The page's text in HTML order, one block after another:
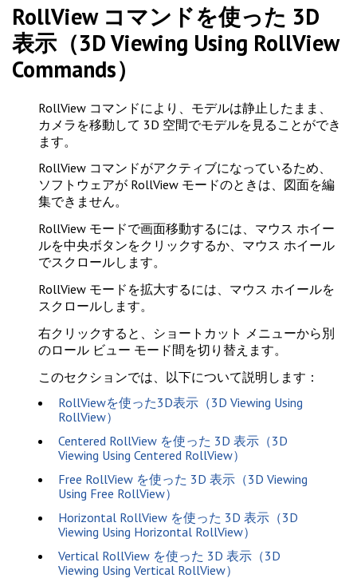
RollView コマンドを使った 3D
表示（3D Viewing Using RollView
Commands）
RollView コマンドにより、モデルは静止したまま、
カメラを移動して 3D 空間でモデルを見ることができ
ます。
RollView コマンドがアクティブになっているため、
ソフトウェアが RollView モードのときは、図面を編
集できません。
RollView モードで画面移動するには、マウス ホイー
ルを中央ボタンをクリックするか、マウス ホイール
でスクロールします。
RollView モードを拡大するには、マウス ホイールを
スクロールします。
右クリックすると、ショートカット メニューから別
のロール ビュー モード間を切り替えます。
このセクションでは、以下について説明します：
RollViewを使った3D表示（3D Viewing Using
RollView）
Centered RollView を使った 3D 表示（3D
Viewing Using Centered RollView）
Free RollView を使った 3D 表示（3D Viewing
Using Free RollView）
Horizontal RollView を使った 3D 表示（3D
Viewing Using Horizontal RollView）
Vertical RollView を使った 3D 表示（3D
Viewing Using Vertical RollView）